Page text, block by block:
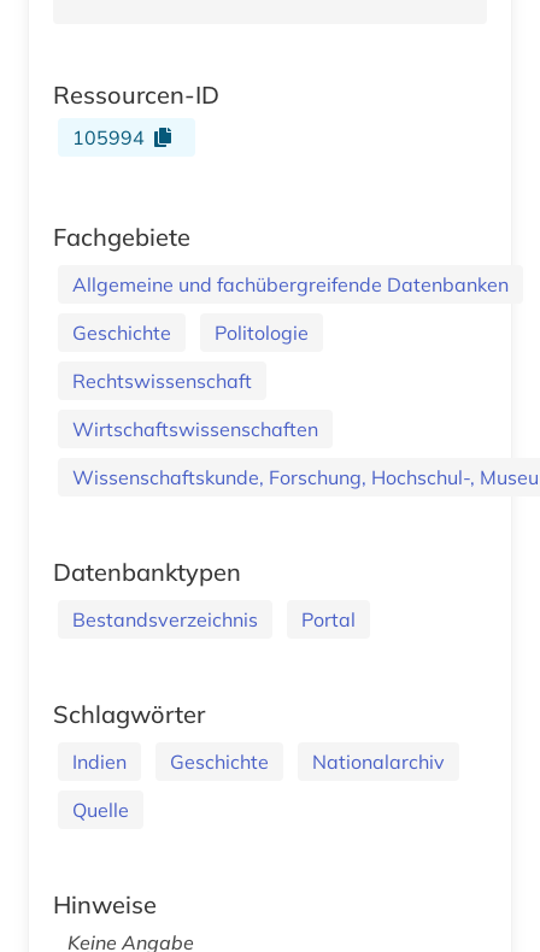
Ressourcen-ID
105994
Fachgebiete
Allgemeine und fachübergreifende Datenbanken
Geschichte
Politologie
Rechtswissenschaft
Wirtschaftswissenschaften
Wissenschaftskunde, Forschung, Hochschul-,
Datenbanktypen
Bestandsverzeichnis Portal
Schlagwörter
Indien Geschichte
Nationalarchiv
Quelle
Hinweise
Keine Angabe